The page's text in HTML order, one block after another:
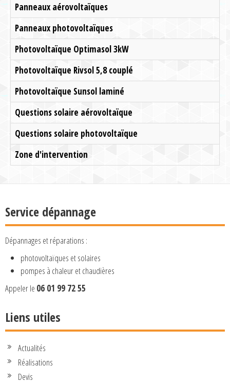
Panneaux aérovoltaïques
Panneaux photovoltaïques
Photovoltaïque Optimasol 3kW
Photovoltaïque Rivsol 5,8 couplé
Photovoltaïque Sunsol laminé
Questions solaire aérovoltaïque
Questions solaire photovoltaïque
Zone d'intervention
Service dépannage
Dépannages et réparations :
photovoltaïques et solaires
pompes à chaleur et chaudières
Appeler le 06 01 99 72 55
Liens utiles
Actualités
Réalisations
Devis